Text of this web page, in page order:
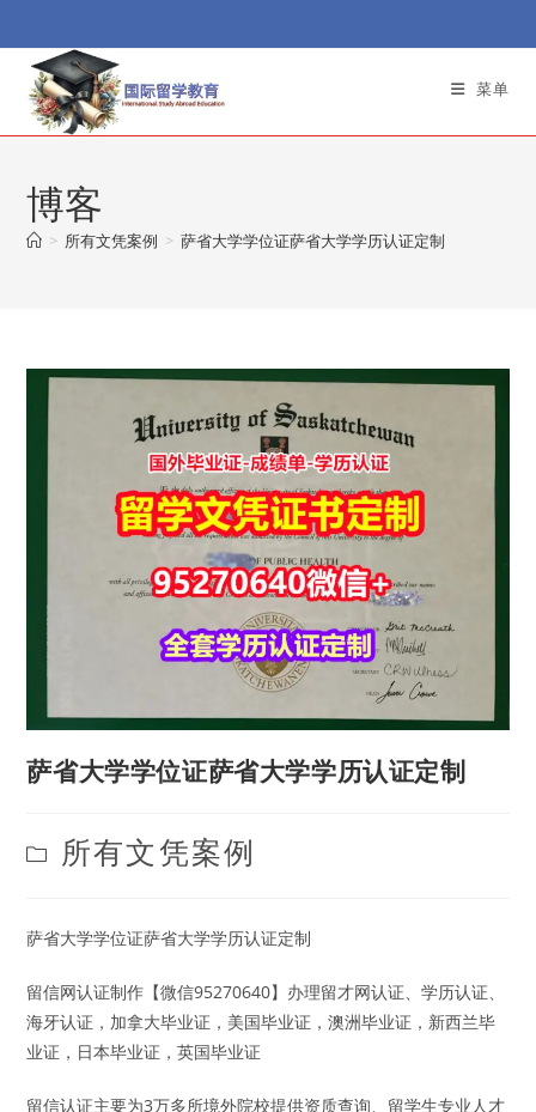
to
content
菜单
博客
> 所有文凭案例 > 萨省大学学位证萨省大学学历认证定制
萨省大学学位证萨省大学学历认证定制
Post
category:
所有文凭案例
萨省大学学位证萨省大学学历认证定制
留信网认证制作【微信95270640】办理留才网认证、学历认证、
海牙认证，加拿大毕业证，美国毕业证，澳洲毕业证，新西兰毕
业证，日本毕业证，英国毕业证
留信认证主要为3万多所境外院校提供资质查询、留学生专业人才